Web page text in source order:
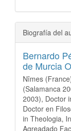
Biografía del
Bernardo
de Murcia
Nîmes
(Salamanca
2003), Doctor
Doctor en
in Theologia,
Agreadado